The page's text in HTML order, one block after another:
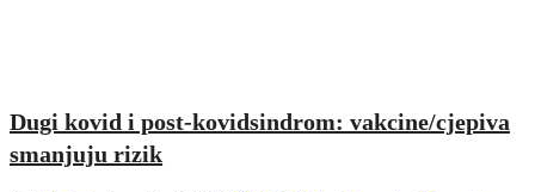
Dugi kovid i post-kovidsindrom: vakcine/cjepiva
smanjuju rizik